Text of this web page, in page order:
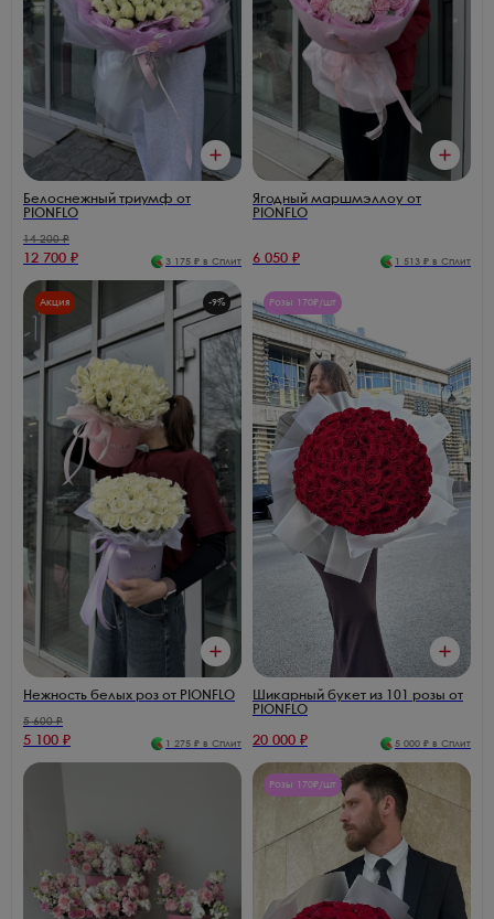
Белоснежный триумф от
PIONFLO
14 200₽
12 700 ₽ 3 175 ₽ в Сплит
Ягодный маршмэллоу от
PIONFLO
6 050 ₽ 1 513 ₽ в Сплит
Акция -9%
Нежность белых роз от PIONFLO
5 600₽
5 100 ₽ 1 275 ₽ в Сплит
Розы 170₽/шт
Шикарный букет из 101 розы от
PIONFLO
20 000 ₽ 5 000 ₽ в Сплит
Розы 170₽/шт